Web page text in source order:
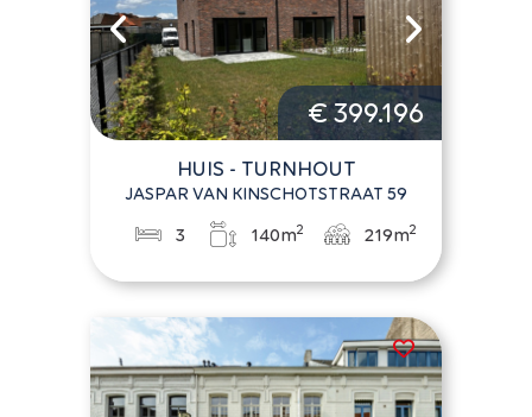
€ 399.196
HUIS - TURNHOUT
JASPAR VAN KINSCHOTSTRAAT 59
3 140m2 219m2